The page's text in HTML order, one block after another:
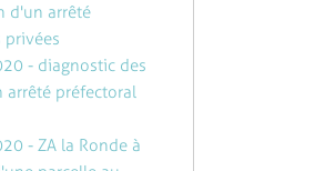
d'un arrêté
privées
- diagnostic des
arrêté préfectoral
- ZA la Ronde à